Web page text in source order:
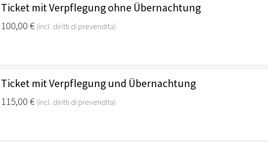
Ticket mit Verpflegung ohne Übernachtung
100,00 € (incl. diritti di prevendita)
Ticket mit Verpflegung und Übernachtung
115,00 € (incl. diritti di prevendita)